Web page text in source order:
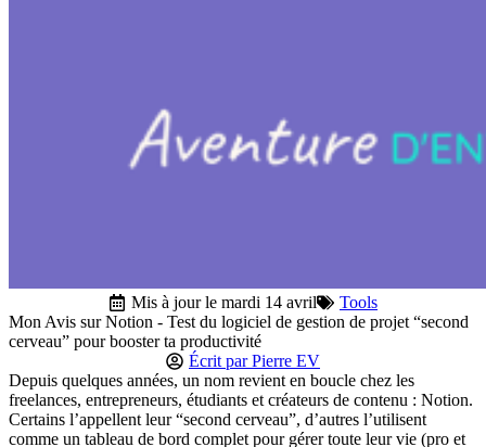
Mis à jour le mardi 14 avril
Tools
Mon Avis sur Notion - Test du logiciel de gestion de projet “second
cerveau” pour booster ta productivité
Écrit parPierre EV
Depuis quelques années, un nom revient en boucle chez les
freelances, entrepreneurs, étudiants et créateurs de contenu : Notion.
Certains l’appellent leur “second cerveau”, d’autres l’utilisent
comme un tableau de bord complet pour gérer toute leur vie (pro et